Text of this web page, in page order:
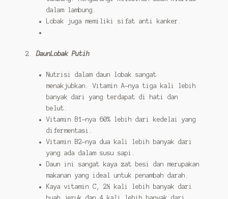
dalam lambung.
Lobak juga memiliki sifat anti kanker.
2. DaunLobak Putih
Nutrisi dalam daun lobak sangat
menakjubkan. Vitamin A-nya tiga kali lebih
banyak dari yang terdapat di hati dan
belut.
Vitamin B1-nya 60% lebih dari kedelai yang
difermentasi.
Vitamin B2-nya dua kali lebih banyak dari
yang ada dalam susu sapi.
Daun ini sangat kaya zat besi dan merupakan
makanan yang ideal untuk penambah darah.
Kaya vitamin C, 2½ kali lebih banyak dari